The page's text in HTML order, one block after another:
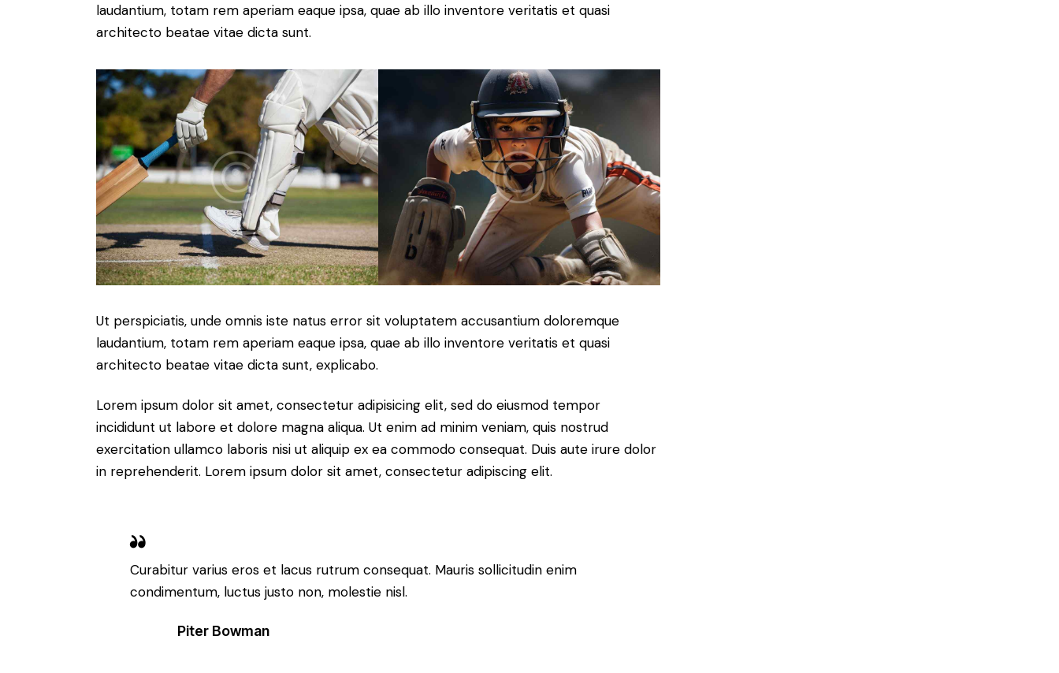
laudantium, totam rem aperiam eaque ipsa, quae ab illo inventore veritatis et quasi
architecto beatae vitae dicta sunt.
Ut perspiciatis, unde omnis iste natus error sit voluptatem accusantium doloremque
laudantium, totam rem aperiam eaque ipsa, quae ab illo inventore veritatis et quasi
architecto beatae vitae dicta sunt, explicabo.
Lorem ipsum dolor sit amet, consectetur adipisicing elit, sed do eiusmod tempor
incididunt ut labore et dolore magna aliqua. Ut enim ad minim veniam, quis nostrud
exercitation ullamco laboris nisi ut aliquip ex ea commodo consequat. Duis aute irure dolor
in reprehenderit. Lorem ipsum dolor sit amet, consectetur adipiscing elit.
Curabitur varius eros et lacus rutrum consequat. Mauris sollicitudin enim
condimentum, luctus justo non, molestie nisl.
Piter Bowman